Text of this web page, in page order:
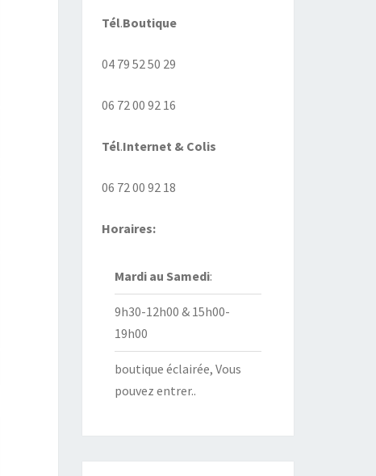
Tél.Boutique
04 79 52 50 29
06 72 00 92 16
Tél.Internet & Colis
06 72 00 92 18
Horaires:
Mardi au Samedi:
9h30-12h00 & 15h00-
19h00
boutique éclairée, Vous
pouvez entrer..